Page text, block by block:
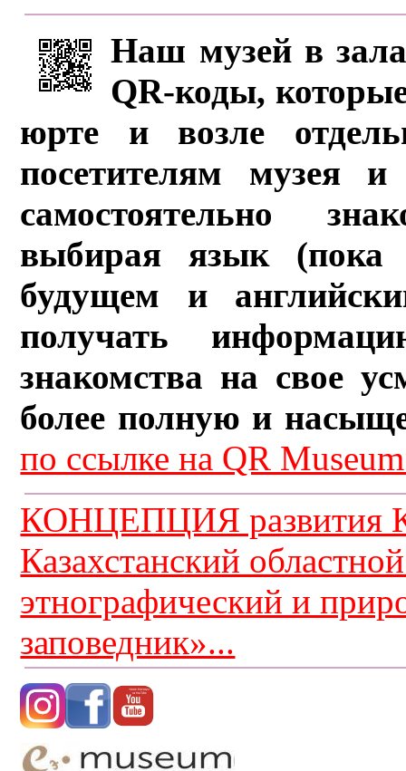
Наш музей в
QR-коды,
юрте и возле
посетителям музея и
самостоятельно
выбирая язык (пока
будущем и
получать
знакомства на свое
более полную и
по ссылке на QR
КОНЦЕПЦИЯ развития
Казахстанский
этнографический и
заповедник»...